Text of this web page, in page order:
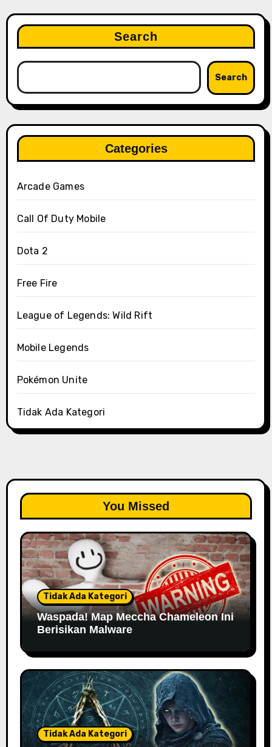
Search
Search
Categories
Arcade Games
Call Of Duty Mobile
Dota 2
Free Fire
League of Legends: Wild Rift
Mobile Legends
Pokémon Unite
Tidak Ada Kategori
You Missed
Tidak Ada Kategori
Waspada! Map Meccha Chameleon Ini
Berisikan Malware
Tidak Ada Kategori